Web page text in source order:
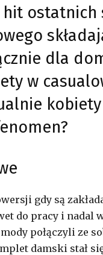
ostatnich
dla
w
gdy są
do pracy i nadal
połączyli ze
damski stał